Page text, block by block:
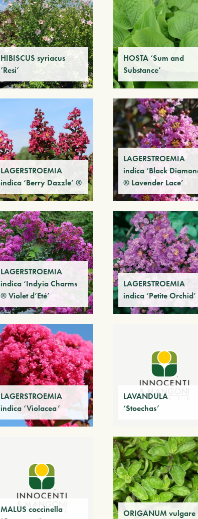
HIBISCUS syriacus
‘Resi’
HOSTA ‘Sum and
Substance’
LAGERSTROEMIA
indica ‘Berry Dazzle’ ®
LAGERSTROEMIA
indica ‘Black
® Lavender Lace’
LAGERSTROEMIA
indica ‘Indyia Charms
® Violet d’Eté’
LAGERSTROEMIA
indica ‘Petite Orchid’
LAGERSTROEMIA
indica ‘Violacea’
LAVANDULA
‘Stoechas’
MALUS coccinella
ORIGANUM vulgare